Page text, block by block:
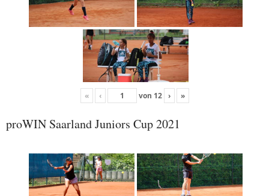
« ‹ von 12 › »
proWIN Saarland Juniors Cup 2021